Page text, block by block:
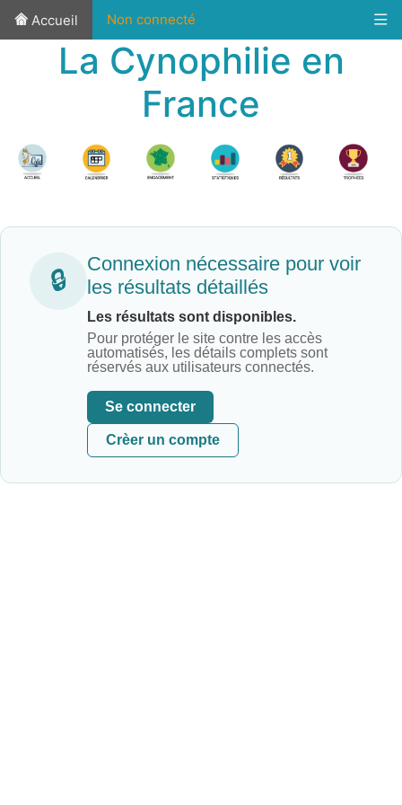
Accueil Non connecté
La Cynophilie en
France
🔒
Connexion nécessaire pour voir
les résultats détaillés
Les résultats sont disponibles.
Pour protéger le site contre les accès
automatisés, les détails complets sont
réservés aux utilisateurs connectés.
Se connecter
Crèer un compte